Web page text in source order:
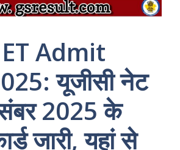
Admit
यूजीसी नेट
2025 के
जारी, यहां से